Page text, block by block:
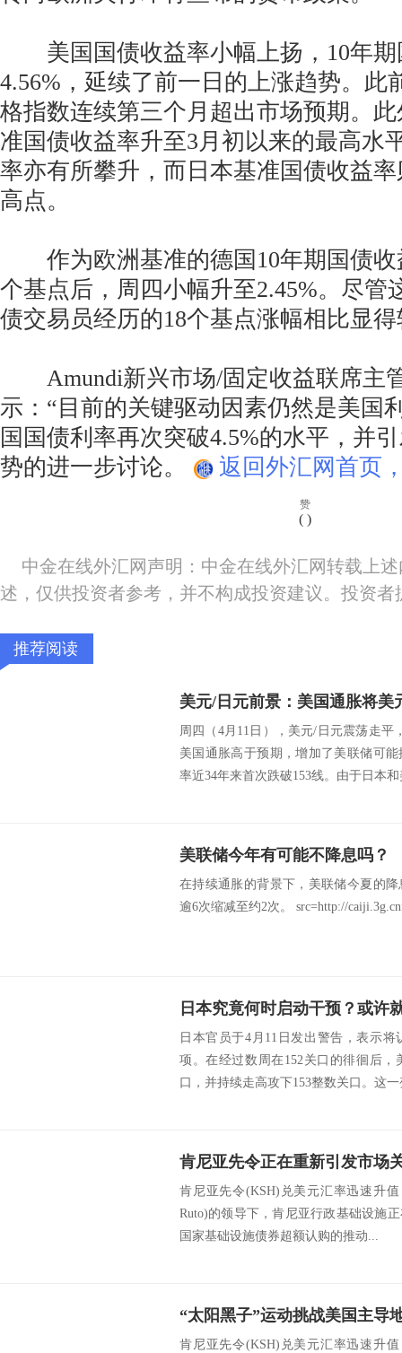
美国国债收益率小幅上扬，10年期
4.56%，延续了前一日的上涨趋势。此
格指数连续第三个月超出市场预期。
准国债收益率升至3月初以来的最高水
率亦有所攀升，而日本基准国债收益
高点。
作为欧洲基准的德国10年期国债收
个基点后，周四小幅升至2.45%。尽管
债交易员经历的18个基点涨幅相比显
Amundi新兴市场/固定收益联席主管
示：“目前的关键驱动因素仍然是美国
国国债利率再次突破4.5%的水平，并
势的进一步讨论。
返回外汇网首页
赞
( )
中金在线外汇网声明：中金在线外汇网转载上
述，仅供投资者参考，并不构成投资建议。投资
推荐阅读
周四（4月11日），美元/日元震荡走平
美国通胀高于预期，增加了美联储可
率近34年来首次跌破153线。由于日本
美联储今年有可能不降息吗？
在持续通胀的背景下，美联储今夏的
逾6次缩减至约2次。 src=http://
日本官员于4月11日发出警告，表示
项。在经过数周在152关口的徘徊后
口，并持续走高攻下153整数关口。这
肯尼亚先令正在重新引发市场
肯尼亚先令(KSH)兑美元汇率迅速升
Ruto)的领导下，肯尼亚行政基础设施
国家基础设施债券超额认购的推动...
肯尼亚先令(KSH)兑美元汇率迅速升